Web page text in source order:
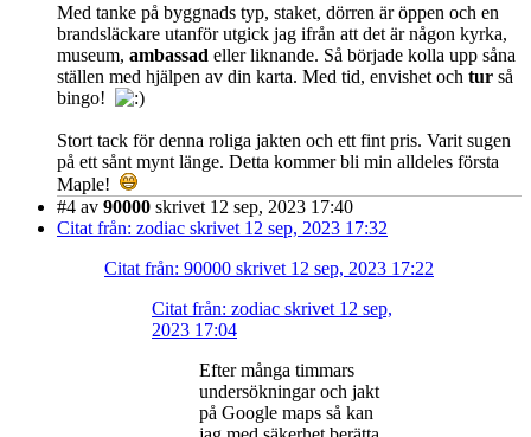
Med tanke på byggnads typ, staket, dörren är öppen och en
brandsläckare utanför utgick jag ifrån att det är någon kyrka,
museum, ambassad eller liknande. Så började kolla upp såna
ställen med hjälpen av din karta. Med tid, envishet och tur så
bingo!
Stort tack för denna roliga jakten och ett fint pris. Varit sugen
på ett sånt mynt länge. Detta kommer bli min alldeles första
Maple!
#4 av 90000 skrivet 12 sep, 2023 17:40
Citat från: zodiac skrivet 12 sep, 2023 17:32
Citat från: 90000 skrivet 12 sep, 2023 17:22
Citat från: zodiac skrivet 12 sep,
2023 17:04
Efter många timmars
undersökningar och jakt
på Google maps så kan